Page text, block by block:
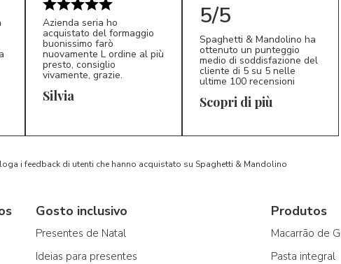
S*
Azienda seria ho
acquistato del formaggio
buonissimo farò
nuovamente L ordine al più
presto, consiglio
vivamente, grazie.
Silvia
5/5
Spaghetti & Mandolino ha
ottenuto un punteggio
medio di soddisfazione del
cliente di 5 su 5 nelle
ultime 100 recensioni
Scopri di più
i feedback di utenti che hanno acquistato su Spaghetti & Mandolino
Gosto inclusivo
Presentes de Natal
Ideias para presentes
Produtos
Macarrão de
Pasta integral